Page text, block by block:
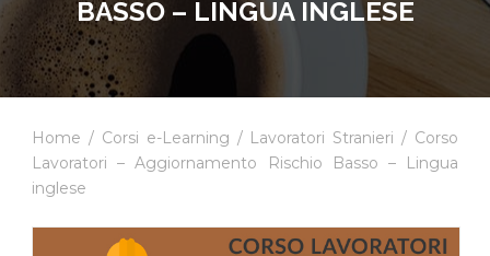
BASSO – LINGUA INGLESE
Home / Corsi e-Learning / Lavoratori Stranieri / Corso
Lavoratori – Aggiornamento Rischio Basso – Lingua
inglese